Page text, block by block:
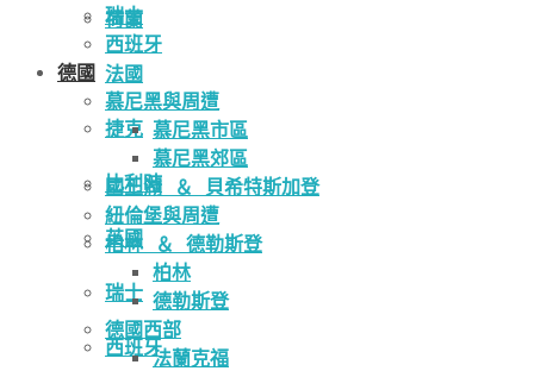
荷蘭
法國
捷克
比利時
英國
瑞士
西班牙
瑞士
西班牙
德國
慕尼黑與周遭
慕尼黑市區
慕尼黑郊區
國王湖 ＆ 貝希特斯加登
紐倫堡與周遭
柏林 ＆ 德勒斯登
柏林
德勒斯登
德國西部
法蘭克福